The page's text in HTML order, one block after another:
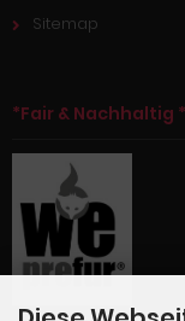
Sitemap
*Fair & Nachhaltig *